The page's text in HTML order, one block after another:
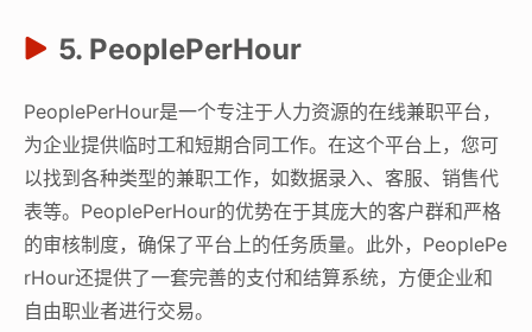
5. PeoplePerHour
PeoplePerHour是一个专注于人力资源的在线兼职平台，
为企业提供临时工和短期合同工作。在这个平台上，您可
以找到各种类型的兼职工作，如数据录入、客服、销售代
表等。PeoplePerHour的优势在于其庞大的客户群和严格
的审核制度，确保了平台上的任务质量。此外，PeoplePe
rHour还提供了一套完善的支付和结算系统，方便企业和
自由职业者进行交易。